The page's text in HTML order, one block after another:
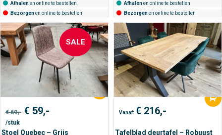
Afhalenen online te bestellen
Bezorgenen online te bestellen
Afhalenen online te bestellen
Bezorgenen online te bestellen
SALE
€69,- Oorspronkelijke
prijs
€ 59,-
/stuk
Stoel Quebec – Grijs
Vanaf: € 216,-
Tafelblad deurtafel – Robuust